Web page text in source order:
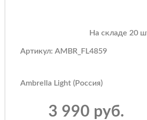
На складе 20
Артикул: AMBR_FL4859
Ambrella Light (Россия)
3 990 руб.